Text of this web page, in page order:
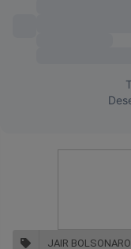
JAIR BOLSONARO